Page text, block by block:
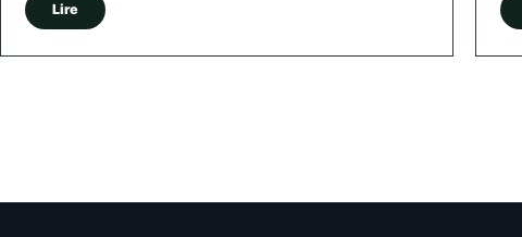
Lire